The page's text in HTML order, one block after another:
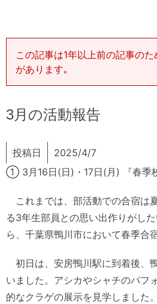
この記事は1年以上前の記事の
があります｡
3月の活動報告
投稿日
2025/4/7
① 3月16日(日)・17日(月) 『春季
これまでは、部活動での合宿は
る3年生部員との思い出作りがし
ら、千葉県鴨川市において春季合
初日は、安房鴨川駅に到着後、
いました。アシカやシャチのパフ
的なクラゲの展示を見学しました